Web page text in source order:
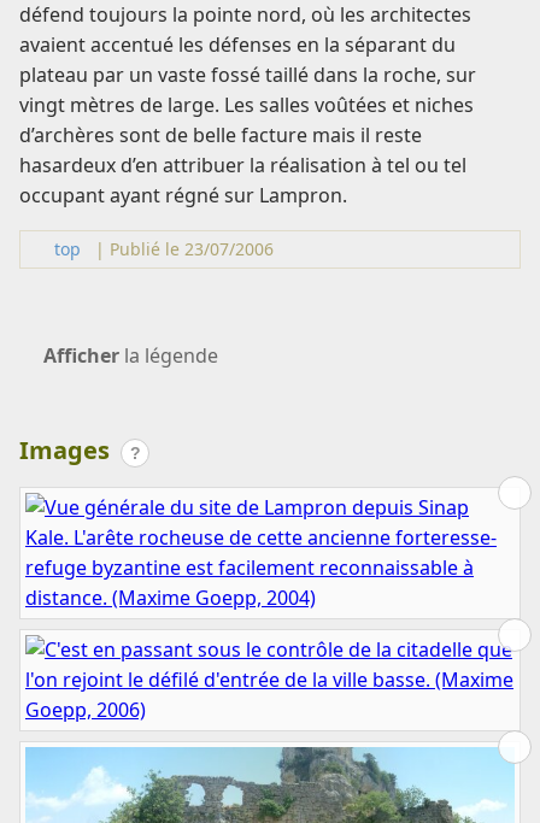
défend toujours la pointe nord, où les architectes
avaient accentué les défenses en la séparant du
plateau par un vaste fossé taillé dans la roche, sur
vingt mètres de large. Les salles voûtées et niches
d’archères sont de belle facture mais il reste
hasardeux d’en attribuer la réalisation à tel ou tel
occupant ayant régné sur Lampron.
top | Publié le 23/07/2006
Afficher la légende
Images ?